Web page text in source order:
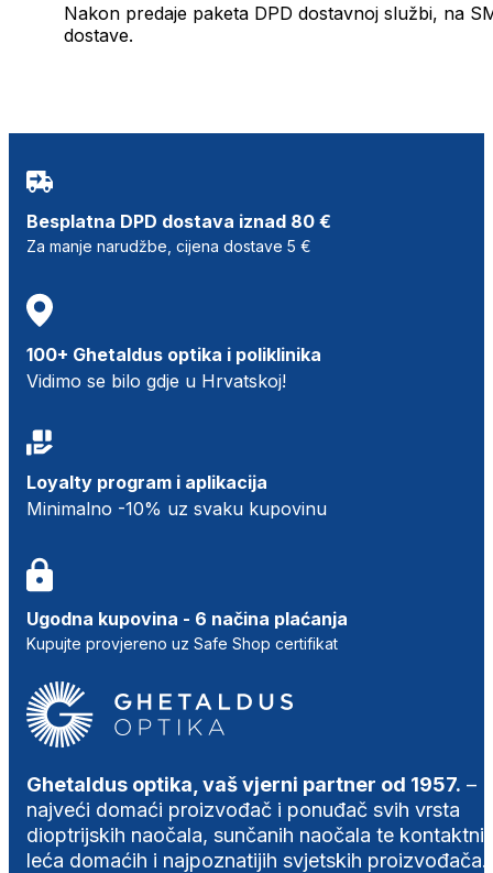
Nakon predaje paketa DPD dostavnoj službi, na
dostave.
Besplatna DPD dostava iznad 80 €
Za manje narudžbe, cijena dostave 5 €
100+ Ghetaldus optika i poliklinika
Vidimo se bilo gdje u Hrvatskoj!
Loyalty program i aplikacija
Minimalno -10% uz svaku kupovinu
Ugodna kupovina - 6 načina plaćanja
Kupujte provjereno uz Safe Shop certifikat
Ghetaldus optika, vaš vjerni partner od 1957. –
najveći domaći proizvođač i ponuđač svih vrsta
dioptrijskih naočala, sunčanih naočala te
leća domaćih i najpoznatijih svjetskih proizvođača.